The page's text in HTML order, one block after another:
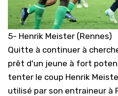
5- Henrik Meister (Rennes)
Quitte à continuer à
prêt d'un jeune à fort
tenter le coup Henrik
utilisé par son entraineur à